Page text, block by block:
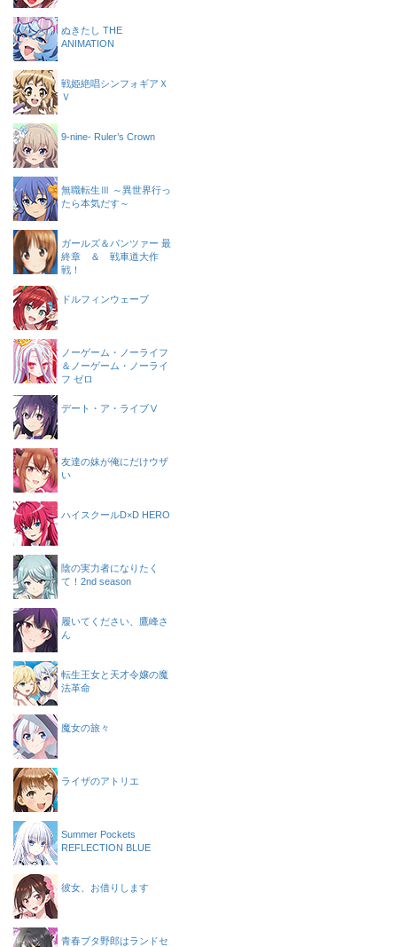
ぬきたし THE
ANIMATION
戦姫絶唱シンフォギアＸ
Ｖ
9-nine- Ruler’s Crown
無職転生Ⅲ ～異世界行っ
たら本気だす～
ガールズ＆パンツァー 最
終章 ＆ 戦車道大作
戦！
ドルフィンウェーブ
ノーゲーム・ノーライフ
＆ノーゲーム・ノーライ
フ ゼロ
デート・ア・ライブⅤ
友達の妹が俺にだけウザ
い
ハイスクールD×D HERO
陰の実力者になりたく
て！2nd season
履いてください、鷹峰さ
ん
転生王女と天才令嬢の魔
法革命
魔女の旅々
ライザのアトリエ
Summer Pockets
REFLECTION BLUE
彼女、お借りします
青春ブタ野郎はランドセ